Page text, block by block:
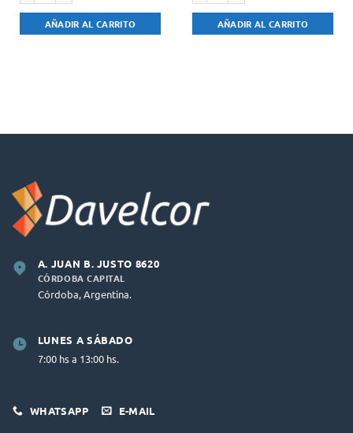
AÑADIR AL CARRITO
AÑADIR AL CARRITO
A. JUAN B. JUSTO 8620
CÓRDOBA CAPITAL
Córdoba, Argentina.
LUNES A SÁBADO
7:00 hs a 13:00 hs.
WHATSAPP E-MAIL